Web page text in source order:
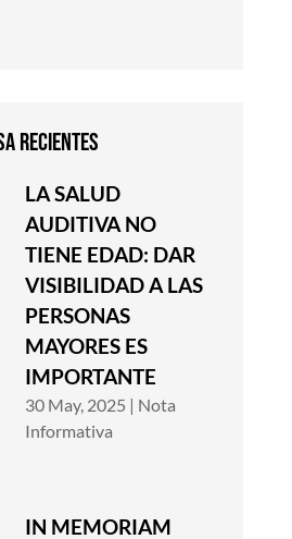
LA SALUD
AUDITIVA NO
TIENE EDAD: DAR
VISIBILIDAD A LAS
PERSONAS
MAYORES ES
IMPORTANTE
30 May, 2025 | Nota
Informativa
IN MEMORIAM